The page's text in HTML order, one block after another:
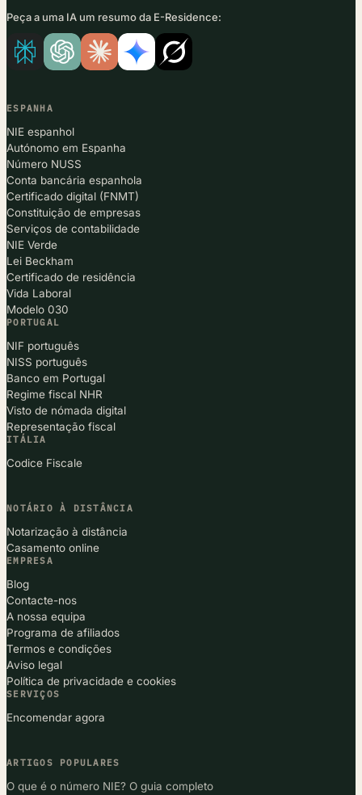
Peça a uma IA um resumo da E-Residence:
ESPANHA
NIE espanhol
Autónomo em Espanha
Número NUSS
Conta bancária espanhola
Certificado digital (FNMT)
Constituição de empresas
Serviços de contabilidade
NIE Verde
Lei Beckham
Certificado de residência
Vida Laboral
Modelo 030
PORTUGAL
NIF português
NISS português
Banco em Portugal
Regime fiscal NHR
Visto de nómada digital
Representação fiscal
ITÁLIA
Codice Fiscale
NOTÁRIO À DISTÂNCIA
Notarização à distância
Casamento online
EMPRESA
Blog
Contacte-nos
A nossa equipa
Programa de afiliados
Termos e condições
Aviso legal
Política de privacidade e cookies
SERVIÇOS
Encomendar agora
ARTIGOS POPULARES
O que é o número NIE? O guia completo